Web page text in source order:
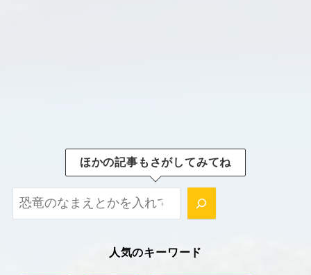
ほかの記事もさがしてみてね
ほかの記事もさがしてみてね！
人気のキーワード